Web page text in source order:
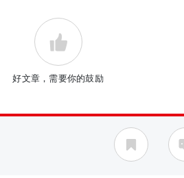
好文章，需要你的鼓励